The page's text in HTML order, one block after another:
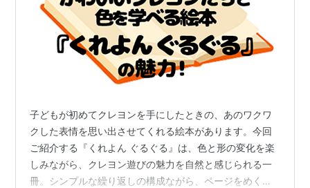
子どもが初めてクレヨンを手にしたときの、あのワクワ
クした表情を思い出させてくれる絵本があります。今回
ご紹介する『くれよん ぐるぐる』は、色と形の変化を楽
しみながら、クレヨン遊びの魅力を自然と感じられる一
冊。シンプルな繰り返しの構成ながら、ページをめくる